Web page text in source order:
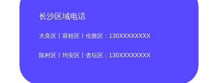
长沙区域电话
大良区丨容桂区丨伦敦区：130XXXXXXXX
陈村区丨均安区丨杏坛区：130XXXXXXXX